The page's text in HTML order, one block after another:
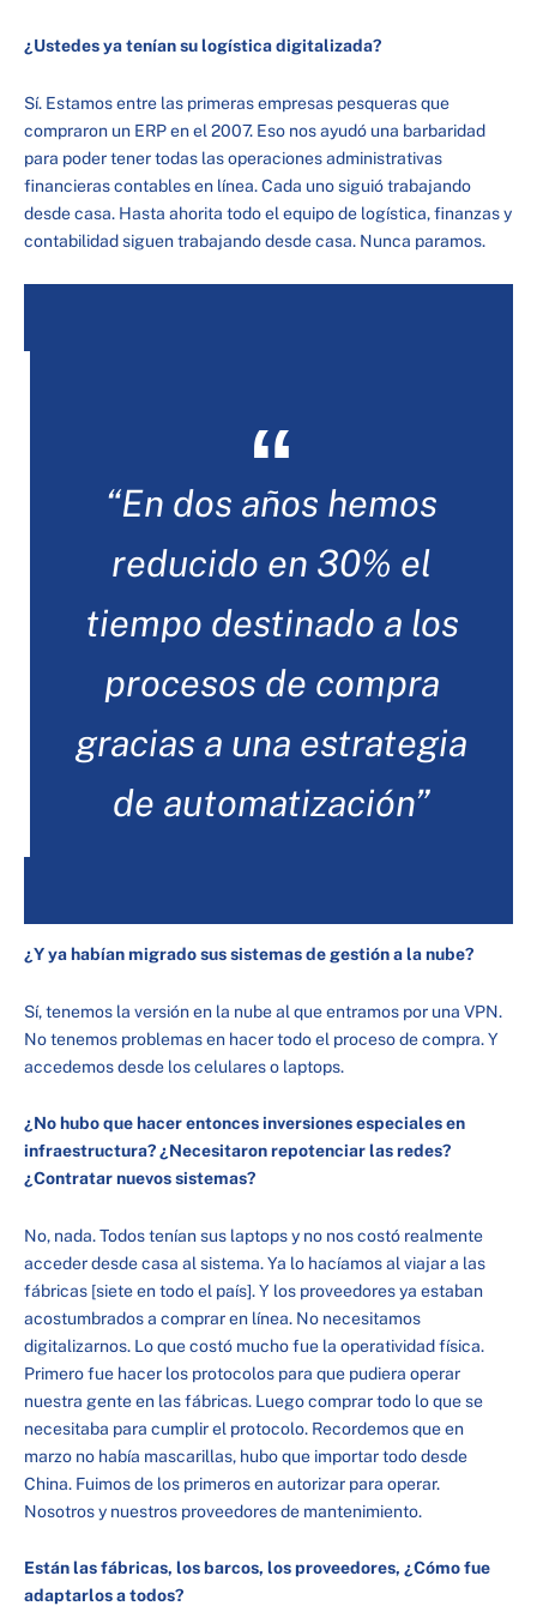
¿Ustedes ya tenían su logística digitalizada?
Sí. Estamos entre las primeras empresas pesqueras que
compraron un ERP en el 2007. Eso nos ayudó una barbaridad
para poder tener todas las operaciones administrativas
financieras contables en línea. Cada uno siguió trabajando
desde casa. Hasta ahorita todo el equipo de logística, finanzas y
contabilidad siguen trabajando desde casa. Nunca paramos.
“En dos años hemos
reducido en 30% el
tiempo destinado a los
procesos de compra
gracias a una estrategia
de automatización”
¿Y ya habían migrado sus sistemas de gestión a la nube?
Sí, tenemos la versión en la nube al que entramos por una VPN.
No tenemos problemas en hacer todo el proceso de compra. Y
accedemos desde los celulares o laptops.
¿No hubo que hacer entonces inversiones especiales en
infraestructura? ¿Necesitaron repotenciar las redes?
¿Contratar nuevos sistemas?
No, nada. Todos tenían sus laptops y no nos costó realmente
acceder desde casa al sistema. Ya lo hacíamos al viajar a las
fábricas [siete en todo el país]. Y los proveedores ya estaban
acostumbrados a comprar en línea. No necesitamos
digitalizarnos. Lo que costó mucho fue la operatividad física.
Primero fue hacer los protocolos para que pudiera operar
nuestra gente en las fábricas. Luego comprar todo lo que se
necesitaba para cumplir el protocolo. Recordemos que en
marzo no había mascarillas, hubo que importar todo desde
China. Fuimos de los primeros en autorizar para operar.
Nosotros y nuestros proveedores de mantenimiento.
Están las fábricas, los barcos, los proveedores, ¿Cómo fue
adaptarlos a todos?